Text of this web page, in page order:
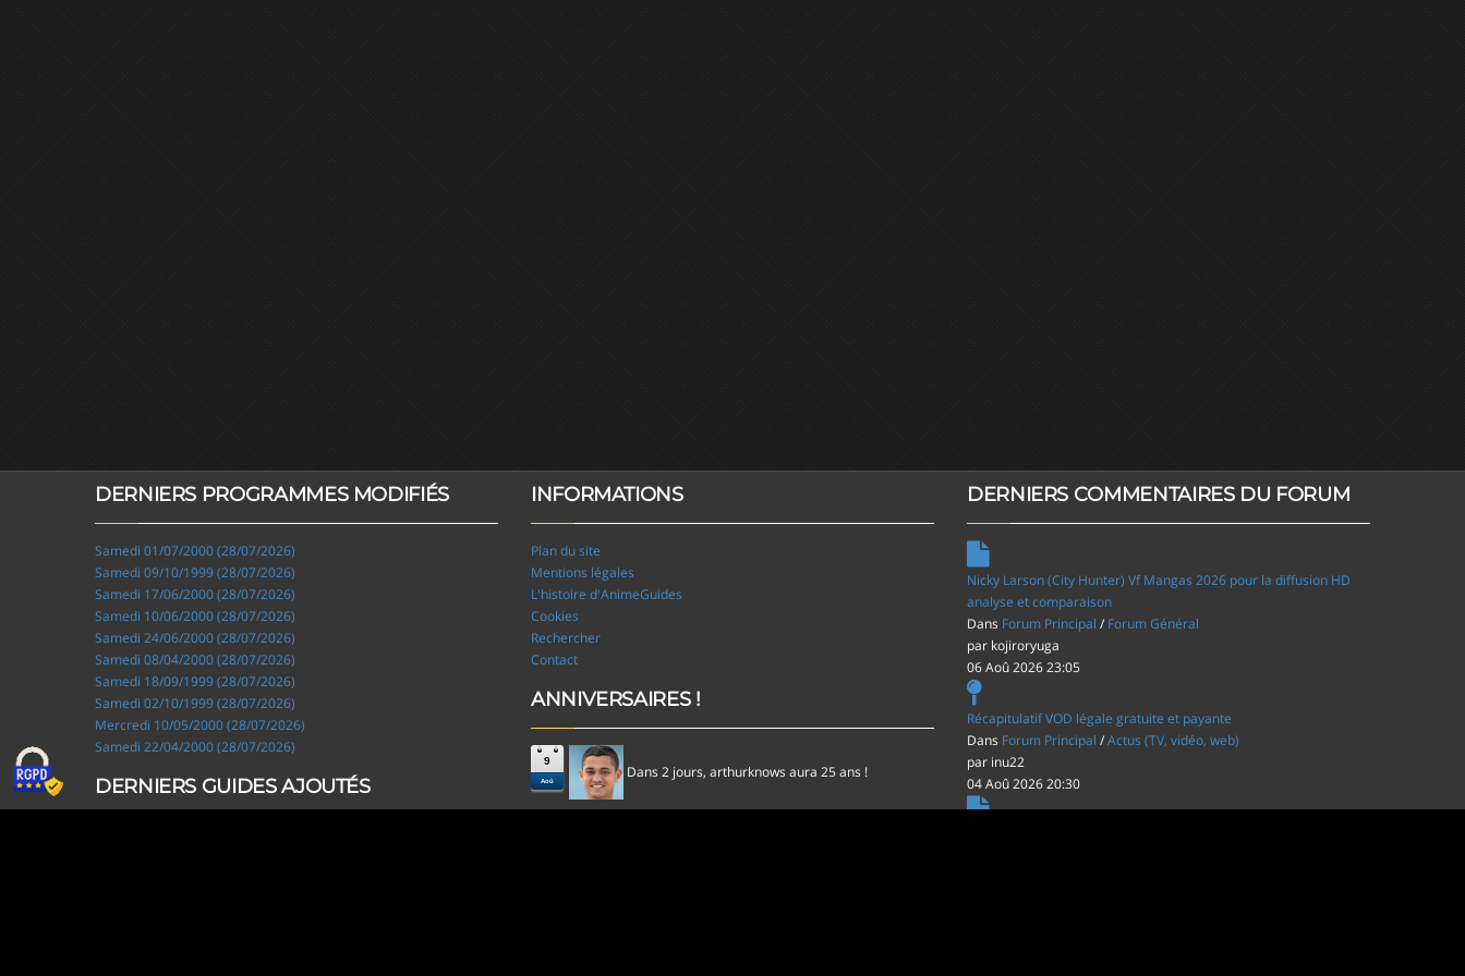
DERNIERS PROGRAMMES MODIFIÉS
Samedi 01/07/2000 (28/07/2026)
Samedi 09/10/1999 (28/07/2026)
Samedi 17/06/2000 (28/07/2026)
Samedi 10/06/2000 (28/07/2026)
Samedi 24/06/2000 (28/07/2026)
Samedi 08/04/2000 (28/07/2026)
Samedi 18/09/1999 (28/07/2026)
Samedi 02/10/1999 (28/07/2026)
Mercredi 10/05/2000 (28/07/2026)
Samedi 22/04/2000 (28/07/2026)
DERNIERS GUIDES AJOUTÉS
INFORMATIONS
Plan du site
Mentions légales
L'histoire d'AnimeGuides
Cookies
Rechercher
Contact
ANNIVERSAIRES !
9
Aoû
Dans 2 jours, arthurknows aura 25 ans !
DERNIERS COMMENTAIRES DU FORUM
Nicky Larson (City Hunter) Vf Mangas 2026 pour la diffusion HD
analyse et comparaison
Dans Forum Principal / Forum Général
par kojiroryuga
06 Aoû 2026 23:05
Récapitulatif VOD légale gratuite et payante
Dans Forum Principal /Actus (TV, vidéo, web)
par inu22
04 Aoû 2026 20:30